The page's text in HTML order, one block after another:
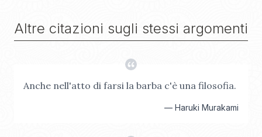
Altre citazioni sugli stessi argomenti
Anche nell'atto di farsi la barba c'è una filosofia.
— Haruki Murakami